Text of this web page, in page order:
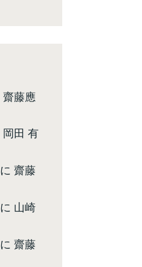
齋藤應
岡田 有
に 齋藤
に 山崎
に 齋藤